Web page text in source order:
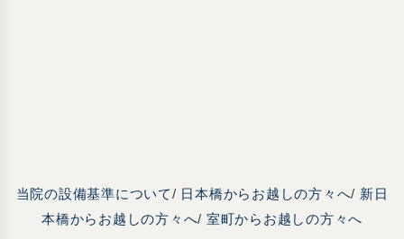
当院の設備基準について/ 日本橋からお越しの方々へ/ 新日
本橋からお越しの方々へ/ 室町からお越しの方々へ